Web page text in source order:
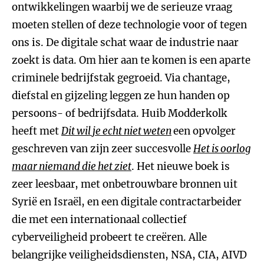
ontwikkelingen waarbij we de serieuze vraag
moeten stellen of deze technologie voor of tegen
ons is. De digitale schat waar de industrie naar
zoekt is data. Om hier aan te komen is een aparte
criminele bedrijfstak gegroeid. Via chantage,
diefstal en gijzeling leggen ze hun handen op
persoons- of bedrijfsdata. Huib Modderkolk
heeft metDit wil je echt niet weteneen opvolger
geschreven van zijn zeer succesvolleHet is oorlog
maar niemand die het ziet. Het nieuwe boek is
zeer leesbaar, met onbetrouwbare bronnen uit
Syrië en Israël, en een digitale contractarbeider
die met een internationaal collectief
cyberveiligheid probeert te creëren. Alle
belangrijke veiligheidsdiensten, NSA, CIA, AIVD